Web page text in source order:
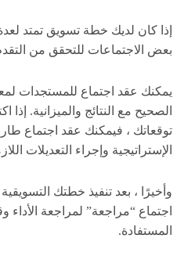
إذا كان لديك خطة تسويق تمتد
بعض الاجتماعات للتحقق من
يمكنك عقد اجتماع للمستجدات
الصحيح مع النتائج والميزانية.
توقعاتك ، فيمكنك عقد اجتماع
الإستراتيجية وإجراء التعديلات
وأخيرًا ، بعد تنفيذ خطتك
اجتماع “مراجعة” لمراجعة
المستفادة.